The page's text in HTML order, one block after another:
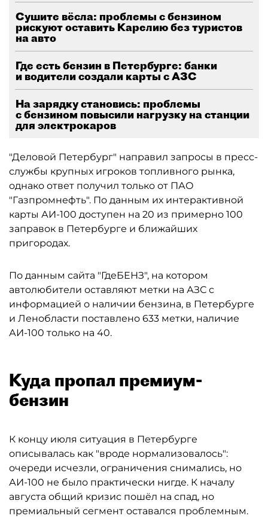
Сушите вёсла: проблемы с бензином
рискуют оставить Карелию без туристов
на авто
Где есть бензин в Петербурге: банки
и водители создали карты с АЗС
На зарядку становись: проблемы
с бензином повысили нагрузку на станции
для электрокаров
"Деловой Петербург" направил запросы в пресс-
службы крупных игроков топливного рынка,
однако ответ получил только от ПАО
"Газпромнефть". По данным их интерактивной
карты АИ-100 доступен на 20 из примерно 100
заправок в Петербурге и ближайших
пригородах.
По данным сайта "ГдеБЕНЗ", на котором
автолюбители оставляют метки на АЗС с
информацией о наличии бензина, в Петербурге
и Ленобласти поставлено 633 метки, наличие
АИ-100 только на 40.
Куда пропал премиум-
бензин
К концу июля ситуация в Петербурге
описывалась как "вроде нормализовалось":
очереди исчезли, ограничения снимались, но
АИ-100 не было практически нигде. К началу
августа общий кризис пошёл на спад, но
премиальный сегмент оставался проблемным.